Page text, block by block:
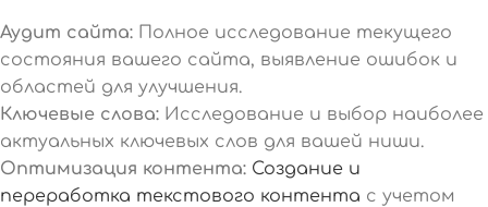
Аудит сайта: Полное исследование текущего
состояния вашего сайта, выявление ошибок и
областей для улучшения.
Ключевые слова: Исследование и выбор наиболее
актуальных ключевых слов для вашей ниши.
Оптимизация контента: Создание и
переработка текстового контента с учетом